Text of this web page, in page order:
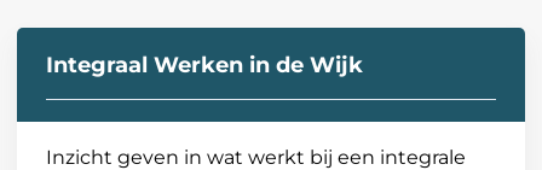
Integraal Werken in de Wijk
Inzicht geven in wat werkt bij een integrale